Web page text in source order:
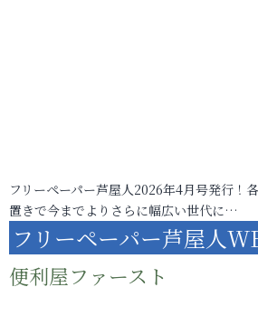
フリーペーパー芦屋人2026年4月号発行！
置きで今までよりさらに幅広い世代に…
フリーペーパー芦屋人
便利屋ファースト